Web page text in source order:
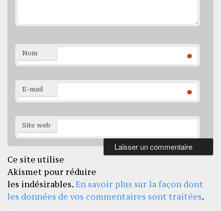
Nom *
E-mail *
Site web
Ce site utilise
Akismet pour réduire
les indésirables.En savoir plus sur la façon dont
les données de vos commentaires sont traitées.